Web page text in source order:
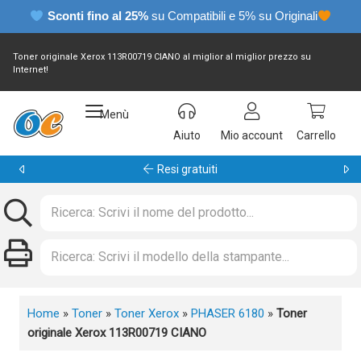
Sconti fino al 25% su Compatibili e 5% su Originali
Toner originale Xerox 113R00719 CIANO al miglior al miglior prezzo su
Internet!
Menù
Aiuto
Mio account Carrello
Garanzia 24 mesi
Home » Toner » Toner Xerox » PHASER 6180 » Toner
originale Xerox 113R00719 CIANO